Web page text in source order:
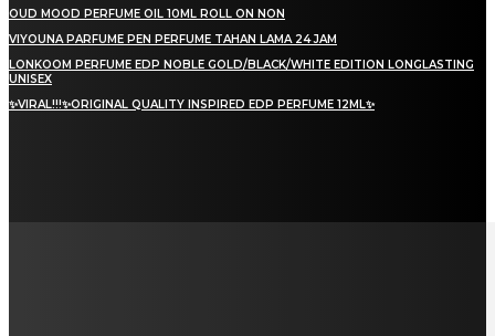
OUD MOOD PERFUME OIL 10ML ROLL ON NON
VIYOUNA PARFUME PEN PERFUME TAHAN LAMA 24 JAM
LONKOOM PERFUME EDP NOBLE GOLD/BLACK/WHITE EDITION LONGLASTING
UNISEX
✨VIRAL!!!✨ORIGINAL QUALITY INSPIRED EDP PERFUME 12ML✨